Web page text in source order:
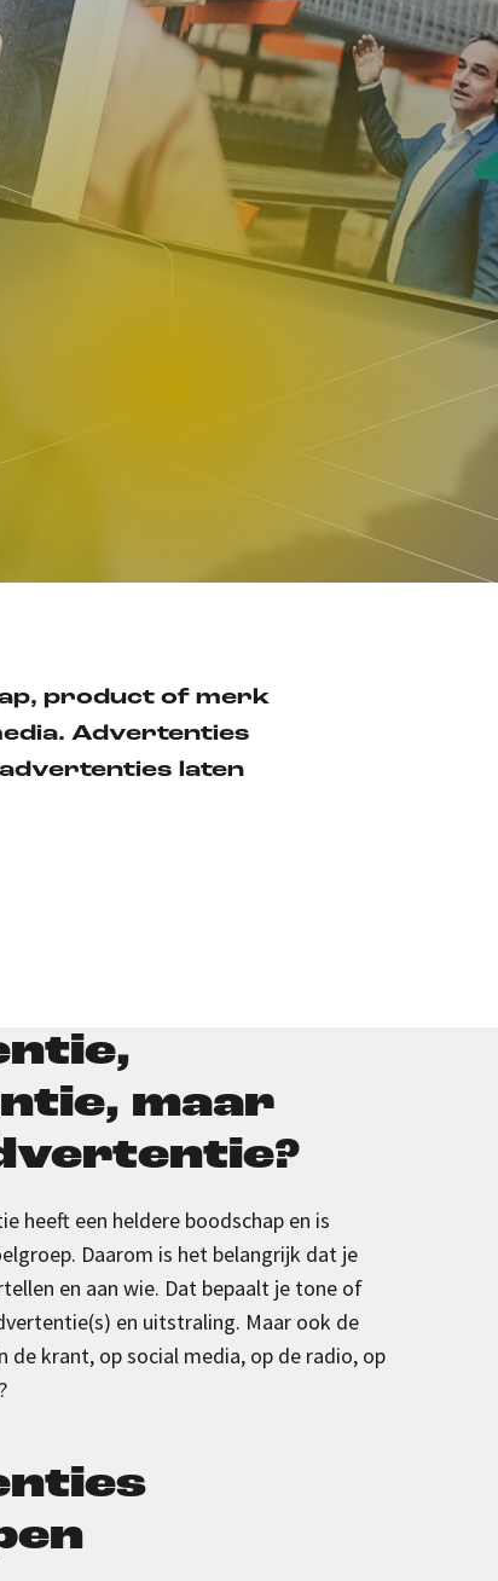
product of merk
Advertenties
advertenties laten
maar
heeft een heldere boodschap en is
Daarom is het belangrijk dat je
en aan wie. Dat bepaalt je tone of
(s) en uitstraling. Maar ook de
de krant, opsocial media, op de radio, op